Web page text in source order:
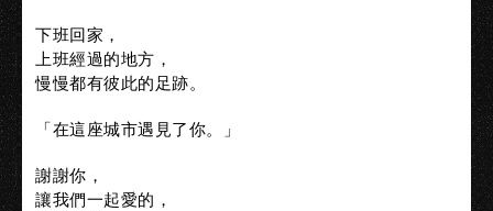
下班回家，
上班經過的地方，
慢慢都有彼此的足跡。
「在這座城市遇見了你。」
謝謝你，
讓我們一起愛的，